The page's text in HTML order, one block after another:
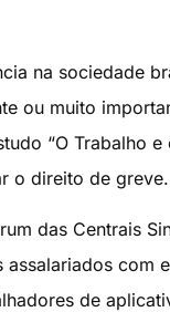
na sociedade
ou muito
“O Trabalho
o direito de greve.
das Centrais
com
de